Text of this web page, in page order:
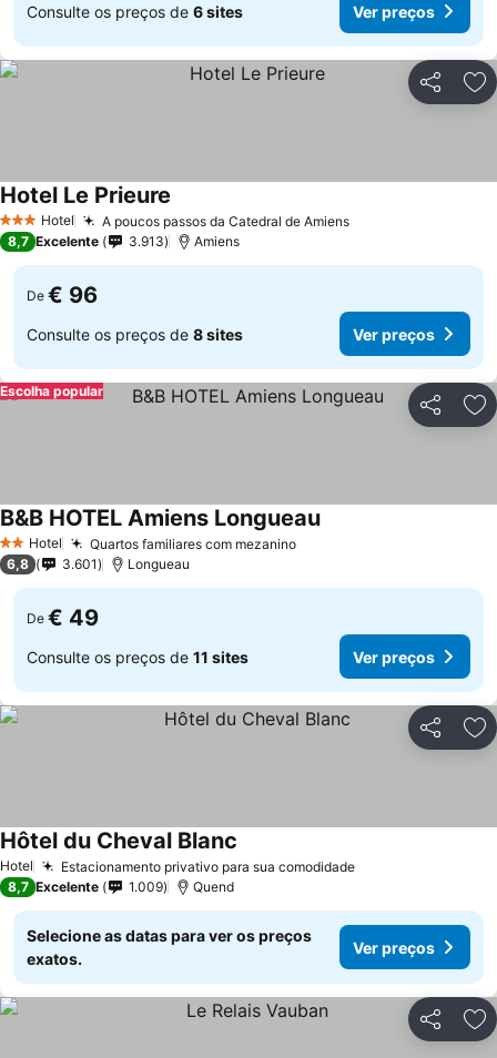
Consulte os preços de 6 sites Ver preços
Partilhar
3 EstrelasHotel A poucos passos da Catedral de Amiens
Hotel Le Prieure
8,7 Excelente 3.913 Amiens
De € 96
Consulte os preços de 8 sites Ver preços
Partilhar
Escolha popular
2 Estrelas
Hotel Quartos familiares com mezanino
B&B HOTEL Amiens Longueau
6,8 3.601 Longueau
De € 49
Consulte os preços de 11 sites Ver preços
Partilhar
Hotel Estacionamento privativo para sua comodidade
Hôtel du Cheval Blanc
8,7 Excelente 1.009 Quend
Selecione as datas para ver os preços
exatos.
Ver preços
Partilhar